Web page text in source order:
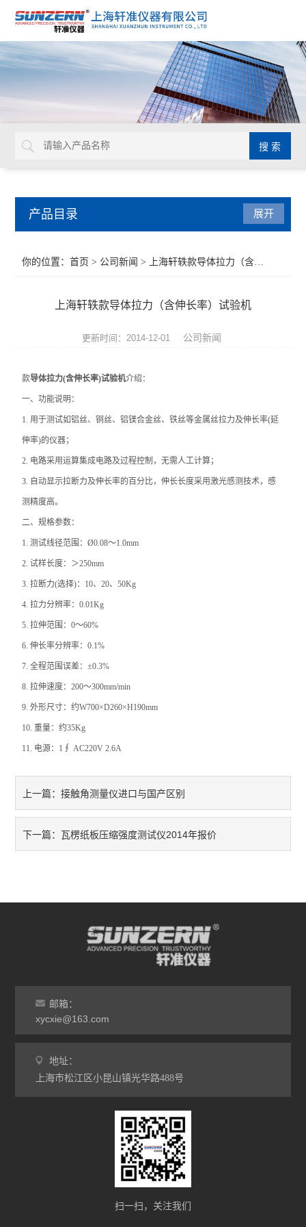
产品目录
三坐标测量机
光学类仪器
环境试验箱
材料试验机
扭转试验机
跌落试验机
振动试验机
耐磨试验机
疲劳寿命试验机
点击划线试验机
热变形温度测定仪
熔融指数测定仪
线缆/线材类仪器
其它类仪器
展开
你的位置：首页 > 公司新闻 > 上海轩轶款导体拉力（含伸长率）试验机
上海轩轶款导体拉力（含伸长率）试验机
更新时间：2014-12-01 公司新闻
款导体拉力(含伸长率)试验机介绍：
一、功能说明：
1. 用于测试如铝丝、铜丝、铝镁合金丝、铁丝等金属丝拉力及伸长率(延
伸率)的仪器；
2. 电路采用运算集成电路及过程控制，无需人工计算；
3. 自动显示拉断力及伸长率的百分比，伸长长度采用激光感测技术，感
测精度高。
二、规格参数：
1.测试线径范围：Ø0.08～1.0mm
2.试样长度：＞250mm
3.拉断力(选择)：10、20、50Kg
4.拉力分辨率：0.01Kg
5.拉伸范围：0～60%
6.伸长率分辨率：0.1%
7.全程范围误差：±0.3%
8.拉伸速度：200～300mm/min
9.外形尺寸：约W700×D260×H190mm
10.重量：约35Kg
11. 电源：1∮ AC220V 2.6A
上一篇：接触角测量仪进口与国产区别
下一篇： 瓦楞纸板压缩强度测试仪2014年报价
邮箱：
xycxie@163.com
地址：
上海市松江区小昆山镇光华路488号
扫一扫，关注我们